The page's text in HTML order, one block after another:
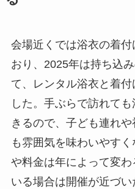
会場近くでは浴衣の着
おり、2025年は持ち込
て、レンタル浴衣と着
した。手ぶらで訪れて
きるので、子ども連れ
も雰囲気を味わいやす
や料金は年によって変
いる場合は開催が近づ